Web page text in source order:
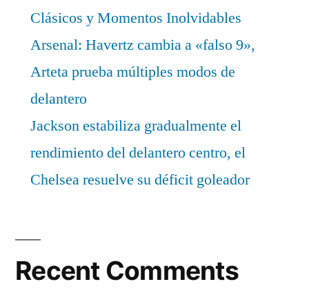
Clásicos y Momentos Inolvidables
Arsenal: Havertz cambia a «falso 9»,
Arteta prueba múltiples modos de
delantero
Jackson estabiliza gradualmente el
rendimiento del delantero centro, el
Chelsea resuelve su déficit goleador
Recent Comments